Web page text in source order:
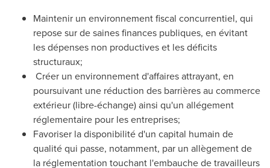
Maintenir un environnement fiscal concurrentiel, qui
repose sur de saines finances publiques, en évitant
les dépenses non productives et les déficits
structuraux;
Créer un environnement d'affaires attrayant, en
poursuivant une réduction des barrières au commerce
extérieur (libre-échange) ainsi qu'un allégement
réglementaire pour les entreprises;
Favoriser la disponibilité d'un capital humain de
qualité qui passe, notamment, par un allègement de
la réglementation touchant l'embauche de travailleurs